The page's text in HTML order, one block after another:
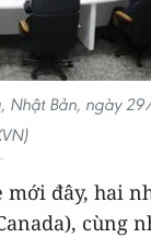
Nhật Bản, ngày
đây, hai
cùng